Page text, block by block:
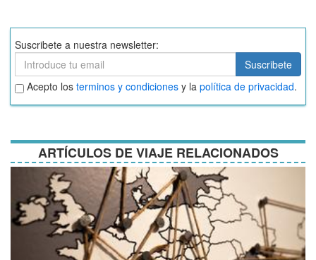
Suscribete a nuestra newsletter:
Suscribete
Suscribete
Aceptar
términos
y
Acepto los terminos y condiciones y la política de privacidad.
ARTÍCULOS DE VIAJE RELACIONADOS